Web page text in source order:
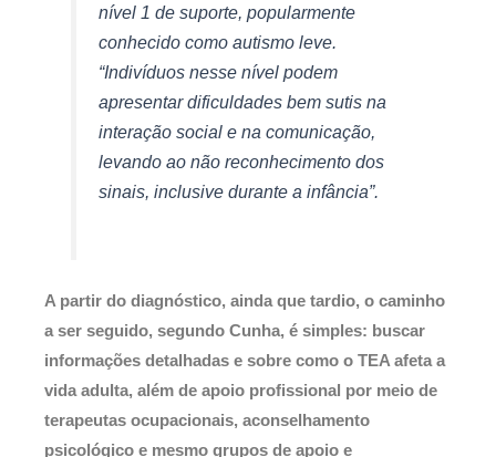
nível 1 de suporte, popularmente
conhecido como autismo leve.
“Indivíduos nesse nível podem
apresentar dificuldades bem sutis na
interação social e na comunicação,
levando ao não reconhecimento dos
sinais, inclusive durante a infância”.
A partir do diagnóstico, ainda que tardio, o caminho
a ser seguido, segundo Cunha, é simples: buscar
informações detalhadas e sobre como o TEA afeta a
vida adulta, além de apoio profissional por meio de
terapeutas ocupacionais, aconselhamento
psicológico e mesmo grupos de apoio e